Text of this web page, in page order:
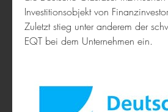
Gütersloh
Investitionsobjekt von
Zuletzt stieg unter anderem der
EQT bei dem Unternehmen ein.